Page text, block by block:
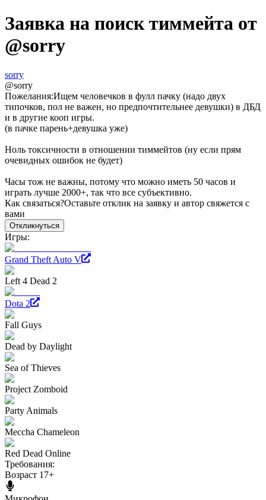
Заявка на поиск тиммейта от
@sorry
sorry
@sorry
Пожелания:Ищем человечков в фулл пачку (надо двух
типочков, пол не важен, но предпочтительнее девушки) в ДБД
и в другие кооп игры.
(в пачке парень+девушка уже)
Ноль токсичности в отношении тиммейтов (ну если прям
очевидных ошибок не будет)
Часы тож не важны, потому что можно иметь 50 часов и
играть лучше 2000+, так что все субъективно.
Как связаться?Оставьте отклик на заявку и автор свяжется с
вами
Откликнуться
Игры:
Grand Theft Auto V
Left 4 Dead 2
Dota 2
Fall Guys
Dead by Daylight
Sea of Thieves
Project Zomboid
Party Animals
Meccha Chameleon
Red Dead Online
Требования:
Возраст 17+